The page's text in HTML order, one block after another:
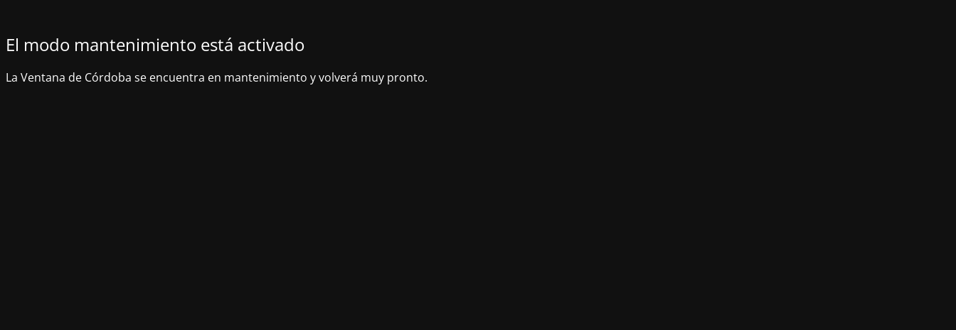
El modo mantenimiento está activado
La Ventana de Córdoba se encuentra en mantenimiento y volverá muy pronto.